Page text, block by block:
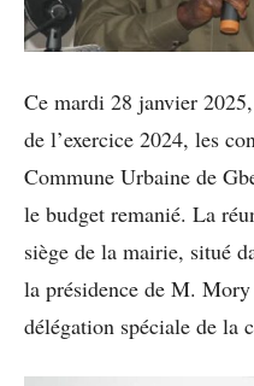
Ce mardi 28 janvier
de l’exercice 2024, les
Commune Urbaine de
le budget remanié. La
siège de la mairie, situé
la présidence de M.
délégation spéciale de la